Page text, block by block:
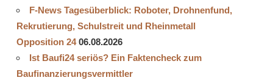
F-News Tagesüberblick: Roboter, Drohnenfund,
Rekrutierung, Schulstreit und Rheinmetall
Opposition 24 06.08.2026
Ist Baufi24 seriös? Ein Faktencheck zum
Baufinanzierungsvermittler